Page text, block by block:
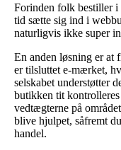
Forinden folk bestiller i
tid sætte sig ind i
naturligvis ikke super
En anden løsning er at
er tilsluttet e-mærket,
selskabet understøtter
butikken tit
vedtægterne på
blive hjulpet, såfremt
handel.